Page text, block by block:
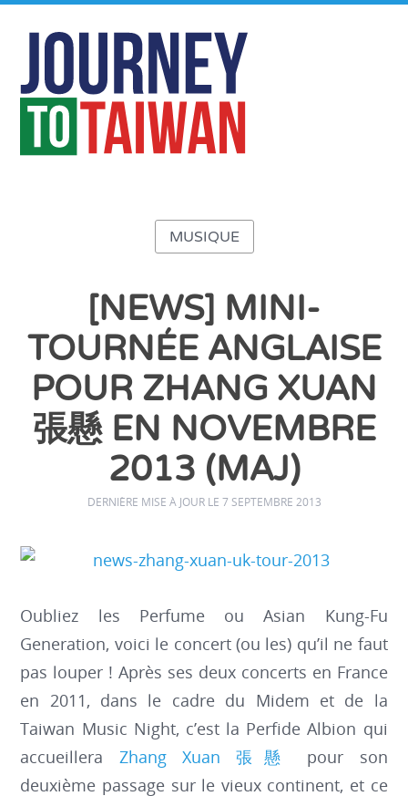
MUSIQUE
[NEWS] MINI-
TOURNÉE ANGLAISE
POUR ZHANG XUAN
張懸 EN NOVEMBRE
2013 (MAJ)
DERNIÈRE MISE À JOUR LE 7 SEPTEMBRE 2013
Oubliez les Perfume ou Asian Kung-Fu
Generation, voici le concert (ou les) qu’il ne faut
pas louper ! Après ses deux concerts en France
en 2011, dans le cadre du Midem et de la
Taiwan Music Night, c’est la Perfide Albion qui
accueillera Zhang Xuan 張懸
pour son
deuxième passage sur le vieux continent, et ce